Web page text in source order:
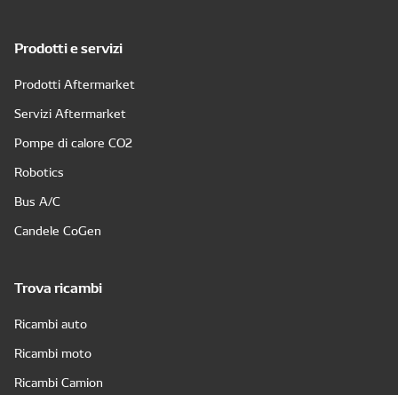
Prodotti e servizi
Prodotti Aftermarket
Servizi Aftermarket
Pompe di calore CO2
Robotics
Bus A/C
Candele CoGen
Trova ricambi
Ricambi auto
Ricambi moto
Ricambi Camion